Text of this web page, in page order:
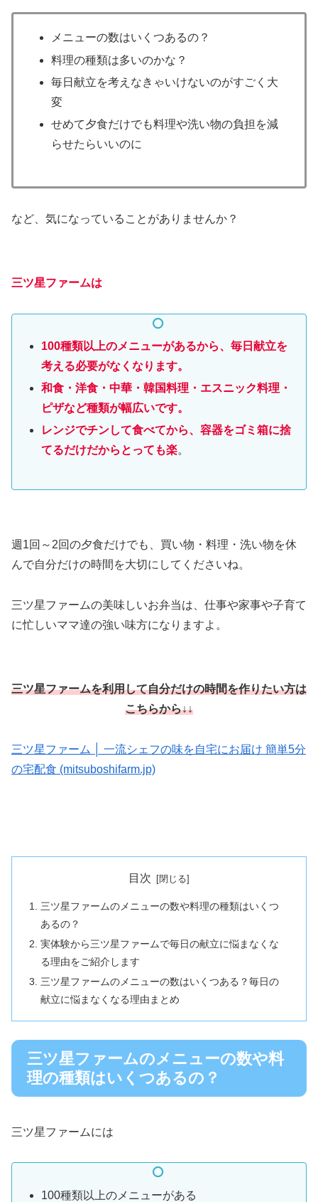
メニューの数はいくつあるの？
料理の種類は多いのかな？
毎日献立を考えなきゃいけないのがすごく大
変
せめて夕食だけでも料理や洗い物の負担を減
らせたらいいのに
など、気になっていることがありませんか？
三ツ星ファームは
100種類以上のメニューがあるから、毎日献立を
考える必要がなくなります。
和食・洋食・中華・韓国料理・エスニック料理・
ピザなど種類が幅広いです。
レンジでチンして食べてから、容器をゴミ箱に捨
てるだけだからとっても楽。
週1回～2回の夕食だけでも、買い物・料理・洗い物を休
んで自分だけの時間を大切にしてくださいね。
三ツ星ファームの美味しいお弁当は、仕事や家事や子育て
に忙しいママ達の強い味方になりますよ。
三ツ星ファームを利用して自分だけの時間を作りたい方は
こちらから↓↓
三ツ星ファーム │ 一流シェフの味を自宅にお届け 簡単5分
の宅配食 (mitsuboshifarm.jp)
目次
三ツ星ファームのメニューの数や料理の種類はいくつ
あるの？
実体験から三ツ星ファームで毎日の献立に悩まなくな
る理由をご紹介します
三ツ星ファームのメニューの数はいくつある？毎日の
献立に悩まなくなる理由まとめ
三ツ星ファームのメニューの数や料
理の種類はいくつあるの？
三ツ星ファームには
100種類以上のメニューがある